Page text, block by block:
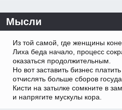
Мысли
Из той самой, где женщины
Лиха беда начало, процесс
оказаться продолжительным.
Но вот заставить бизнес
отчислять больше сборов
Кисти на затылке сомкните в
и напрягите мускулы кора.